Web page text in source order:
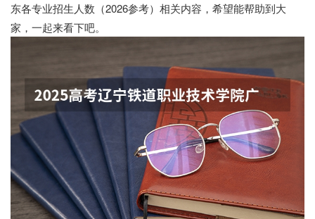
东各专业招生人数（2026参考）相关内容，希望能帮助到大
家，一起来看下吧。